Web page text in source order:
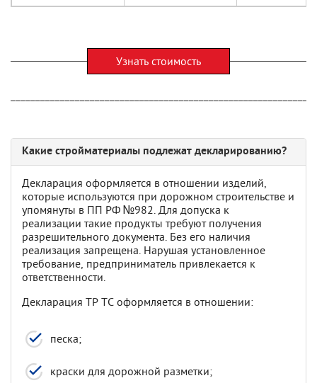
Узнать стоимость
Какие стройматериалы подлежат декларированию?
Декларация оформляется в отношении изделий,
которые используются при дорожном строительстве и
упомянуты в ПП РФ №982. Для допуска к
реализации такие продукты требуют получения
разрешительного документа. Без его наличия
реализация запрещена. Нарушая установленное
требование, предприниматель привлекается к
ответственности.
Декларация ТР ТС оформляется в отношении:
песка;
краски для дорожной разметки;